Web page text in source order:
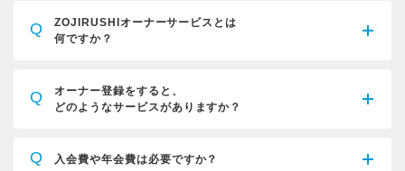
Q
ZOJIRUSHIオーナーサービスとは
何ですか？
Q
オーナー登録をすると、
どのようなサービスがありますか？
Q 入会費や年会費は必要ですか？